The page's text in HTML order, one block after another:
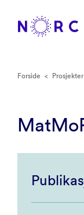
Forside < Prosjekter